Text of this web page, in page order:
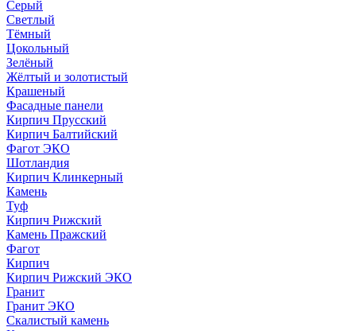
Серый
Светлый
Тёмный
Цокольный
Зелёный
Жёлтый и золотистый
Крашеный
Фасадные панели
Кирпич Прусский
Кирпич Балтийский
Фагот ЭКО
Шотландия
Кирпич Клинкерный
Камень
Туф
Кирпич Рижский
Камень Пражский
Фагот
Кирпич
Кирпич Рижский ЭКО
Гранит
Гранит ЭКО
Скалистый камень